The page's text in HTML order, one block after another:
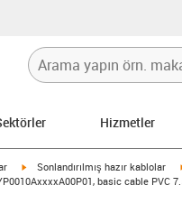
Hizmetler
igus-icon-arrow-right
Sonlandırılmış hazır kablolar
basic cable PVC